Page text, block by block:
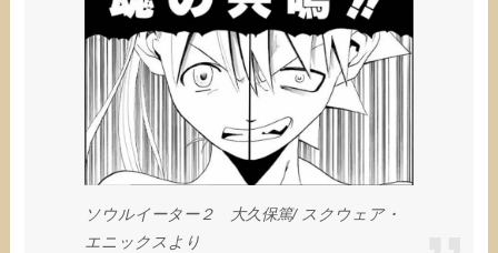
ソウルイーター２ 大久保篤/‎ スクウェア・
エニックスより